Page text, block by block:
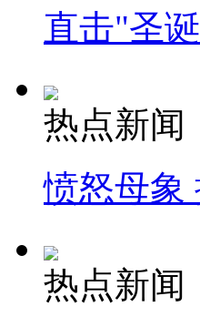
直击"圣
热点新闻
愤怒母象
热点新闻